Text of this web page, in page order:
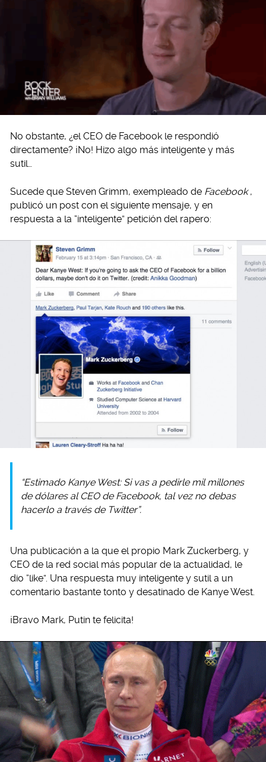
No obstante, ¿el CEO de Facebook le respondió
directamente? ¡No! Hizo algo más inteligente y más
sutil…
Sucede que Steven Grimm, exempleado de Facebook ,
publicó un post con el siguiente mensaje, y en
respuesta a la “inteligente” petición del rapero:
“Estimado Kanye West: Si vas a pedirle mil millones
de dólares al CEO de Facebook, tal vez no debas
hacerlo a través de Twitter”.
Una publicación a la que el propio Mark Zuckerberg, y
CEO de la red social más popular de la actualidad, le
dio “like”. Una respuesta muy inteligente y sutil a un
comentario bastante tonto y desatinado de Kanye West.
¡Bravo Mark, Putin te felicita!